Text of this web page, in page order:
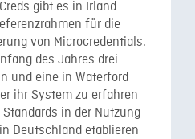
gibt es in Irland
für die
von Microcredentials.
des Jahres drei
und eine in Waterford
ihr System zu erfahren
in der Nutzung
Deutschland etablieren